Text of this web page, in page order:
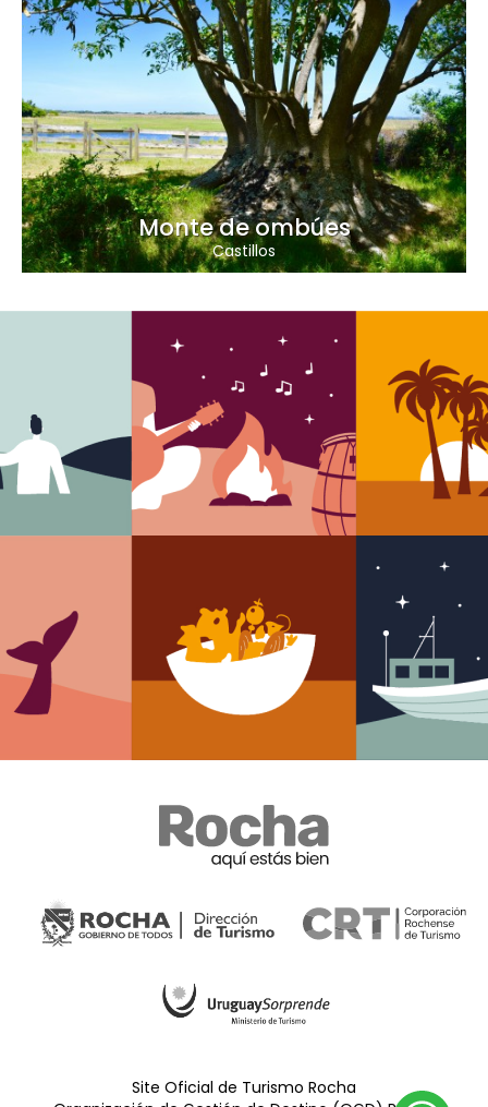
Monte de ombúes
Castillos
Site Oficial de Turismo Rocha